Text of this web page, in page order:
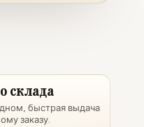
склада
быстрая выдача
заказу.